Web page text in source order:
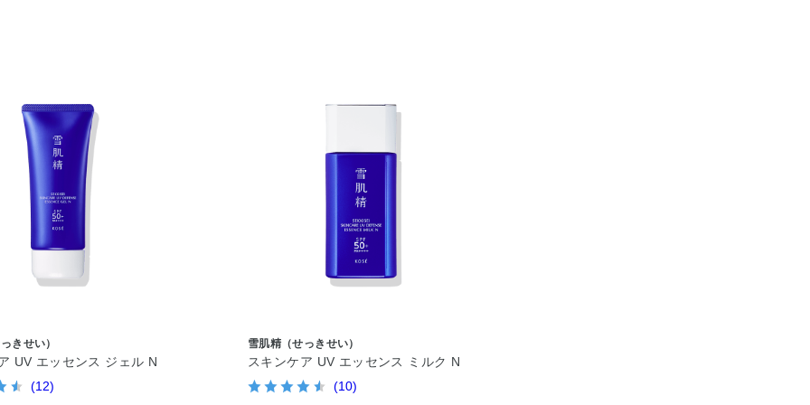
きせい）
UV エッセンス ジェル N
(12)
雪肌精（せっきせい）
スキンケア UV エッセンス ミルク N
(10)